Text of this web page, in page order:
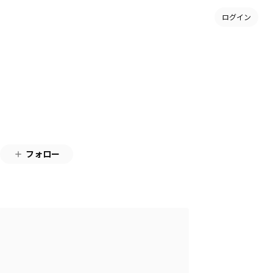
ログイン
フォロー